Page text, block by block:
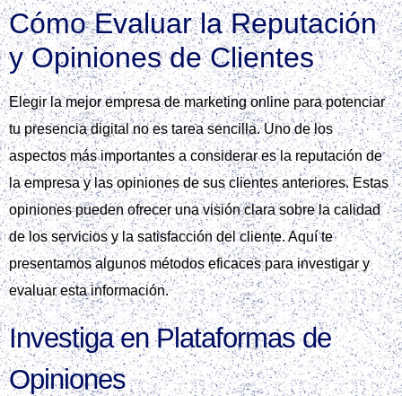
Cómo Evaluar la Reputación
y Opiniones de Clientes
Elegir la mejor empresa de marketing online para potenciar
tu presencia digital no es tarea sencilla. Uno de los
aspectos más importantes a considerar es la reputación de
la empresa y las opiniones de sus clientes anteriores. Estas
opiniones pueden ofrecer una visión clara sobre la calidad
de los servicios y la satisfacción del cliente. Aquí te
presentamos algunos métodos eficaces para investigar y
evaluar esta información.
Investiga en Plataformas de
Opiniones